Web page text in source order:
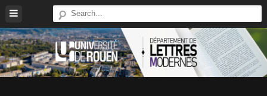
content